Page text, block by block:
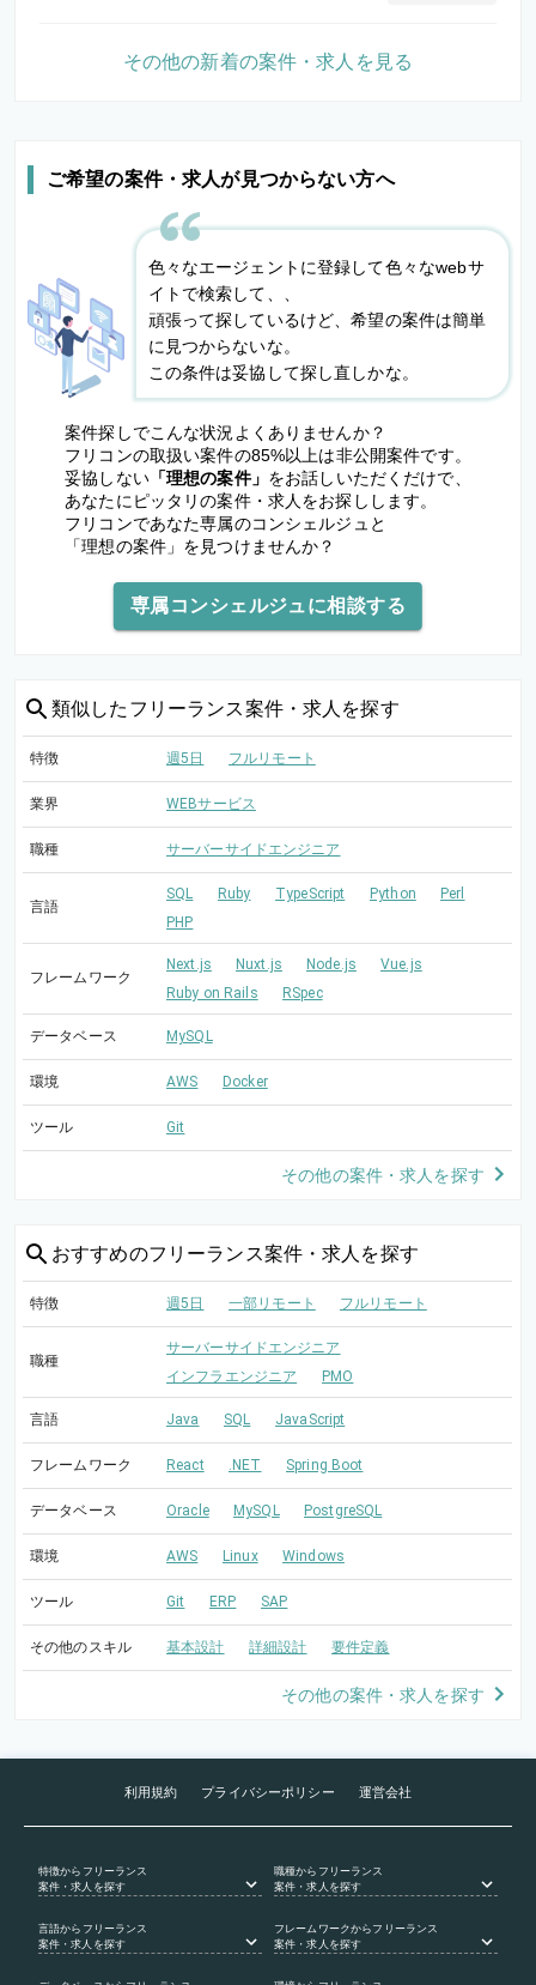
ご希望の案件・求人が見つからない方へ
色々なエージェントに登録して色々なwebサ
イトで検索して、、
頑張って探しているけど、希望の案件は簡単
に見つからないな。
この条件は妥協して探し直しかな。
案件探しでこんな状況よくありませんか？
フリコンの取扱い案件の85%以上は非公開案件です。
妥協しない「理想の案件」 をお話しいただくだけで、
あなたにピッタリの案件・求人をお探しします。
フリコンであなた専属のコンシェルジュと
「理想の案件」を見つけませんか？
専属コンシェルジュに相談する
類似した フリーランス案件・求人を探す
特徴 週5日 フルリモート
業界 WEBサービス
職種 サーバーサイドエンジニア
言語
SQL Ruby TypeScript Python
Perl
PHP
フレームワーク
Next.js Nuxt.js Node.js
Vue.js
Ruby on Rails
RSpec
データベース MySQL
環境 AWS Docker
ツール Git
その他の案件・求人を探す
おすすめのフリーランス案件・求人を探す
特徴 週5日 一部リモート フルリモート
職種
サーバーサイドエンジニア
インフラエンジニア
PMO
言語 Java SQL JavaScript
フレームワーク React .NET Spring Boot
データベース Oracle MySQL PostgreSQL
環境 AWS Linux Windows
ツール Git ERP SAP
その他のスキル 基本設計 詳細設計 要件定義
その他の案件・求人を探す
その他の新着の案件・求人を見る
利用規約 プライバシーポリシー 運営会社
特徴からフリーランス
案件・求人を探す
職種からフリーランス
案件・求人を探す
言語からフリーランス
案件・求人を探す
フレームワークからフリーランス
案件・求人を探す